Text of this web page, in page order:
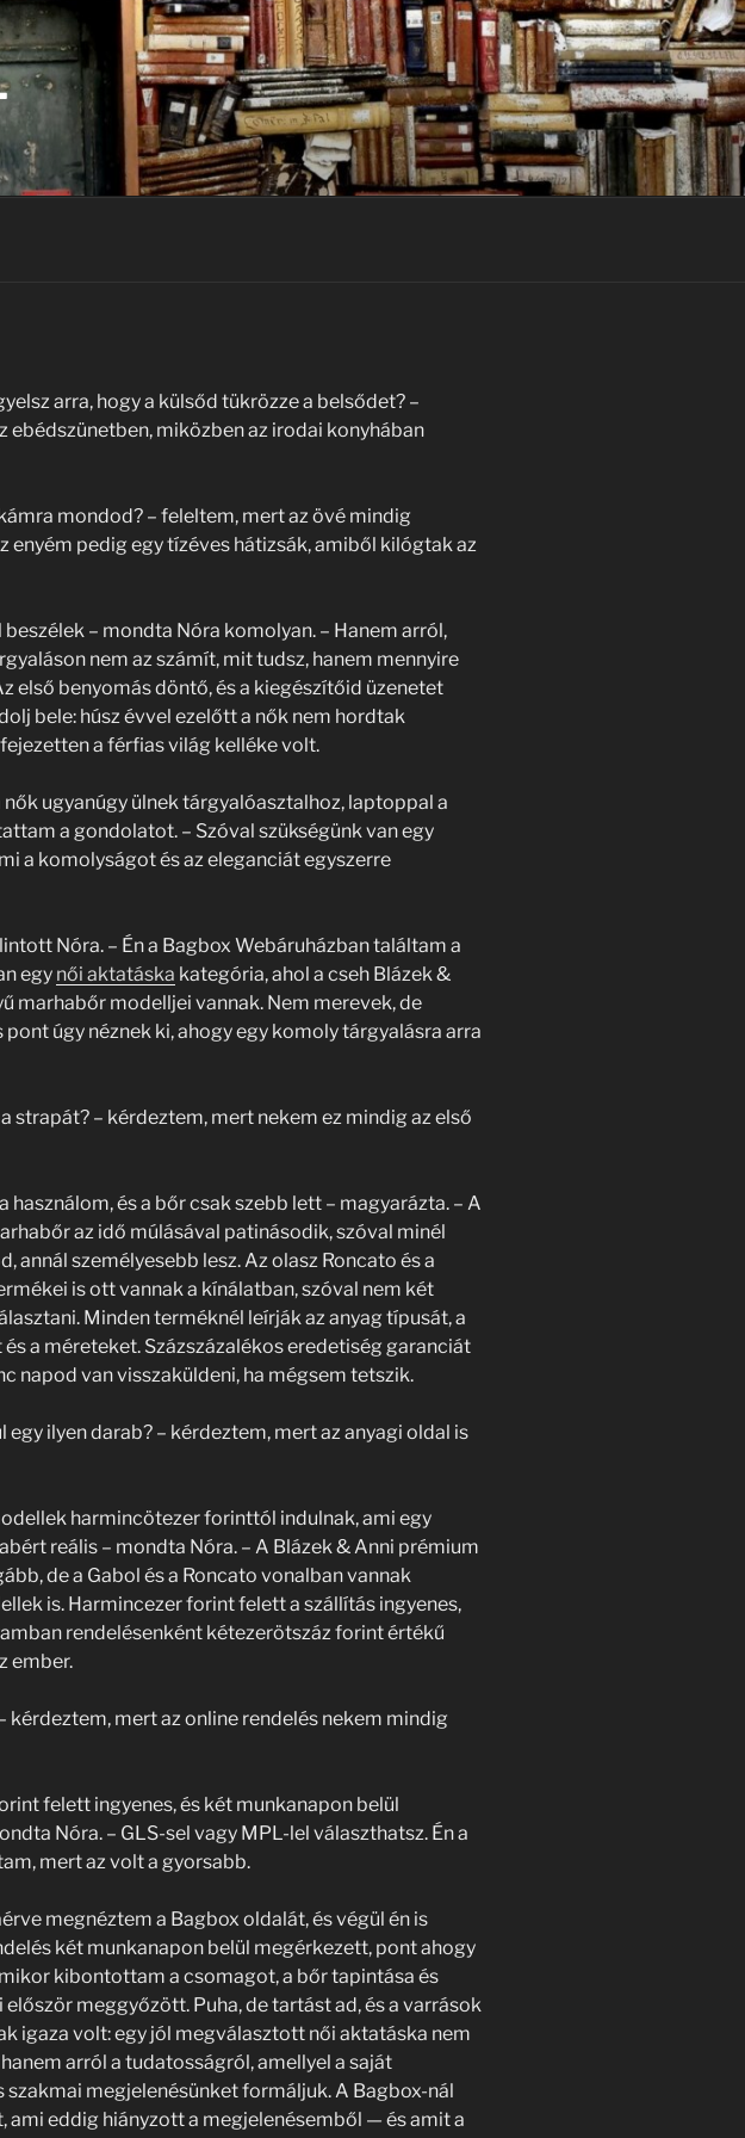
arra, hogy a külsőd tükrözze a belsődet? –
ebédszünetben, miközben az irodai konyhában
mondod? – feleltem, mert az övé mindig
enyém pedig egy tízéves hátizsák, amiből kilógtak az
– mondta Nóra komolyan. – Hanem arról,
nem az számít, mit tudsz, hanem mennyire
első benyomás döntő, és a kiegészítőid üzenetet
bele: húsz évvel ezelőtt a nők nem hordtak
a férfias világ kelléke volt.
ugyanúgy ülnek tárgyalóasztalhoz, laptoppal a
a gondolatot. – Szóval szükségünk van egy
a komolyságot és az eleganciát egyszerre
Nóra. – Én a Bagbox Webáruházban találtam a
egy női aktatáska kategória, ahol a cseh Blázek &
marhabőr modelljei vannak. Nem merevek, de
pont úgy néznek ki, ahogy egy komoly tárgyalásra arra
strapát? – kérdeztem, mert nekem ez mindig az első
használom, és a bőr csak szebb lett – magyarázta. – A
az idő múlásával patinásodik, szóval minél
annál személyesebb lesz. Az olasz Roncato és a
is ott vannak a kínálatban, szóval nem két
Minden terméknél leírják az anyag típusát, a
a méreteket. Százszázalékos eredetiség garanciát
napod van visszaküldeni, ha mégsem tetszik.
egy ilyen darab? – kérdeztem, mert az anyagi oldal is
harmincötezer forinttól indulnak, ami egy
reális – mondta Nóra. – A Blázek & Anni prémium
de a Gabol és a Roncato vonalban vannak
is. Harmincezer forint felett a szállítás ingyenes,
rendelésenként kétezerötszáz forint értékű
ember.
kérdeztem, mert az online rendelés nekem mindig
felett ingyenes, és két munkanapon belül
Nóra. – GLS-sel vagy MPL-lel választhatsz. Én a
mert az volt a gyorsabb.
megnéztem a Bagbox oldalát, és végül én is
két munkanapon belül megérkezett, pont ahogy
kibontottam a csomagot, a bőr tapintása és
először meggyőzött. Puha, de tartást ad, és a varrások
igaza volt: egy jól megválasztott női aktatáska nem
arról a tudatosságról, amellyel a saját
megjelenésünket formáljuk. A Bagbox-nál
ami eddig hiányzott a megjelenésemből — és amit a